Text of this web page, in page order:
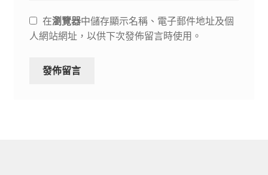
在瀏覽器中儲存顯示名稱、電子郵件地址及個
人網站網址，以供下次發佈留言時使用。